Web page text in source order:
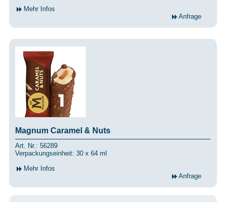
Mehr Infos
Anfrage
Magnum Caramel & Nuts
Art. Nr.: 56289
Verpackungseinheit: 30 x 64 ml
Mehr Infos
Anfrage